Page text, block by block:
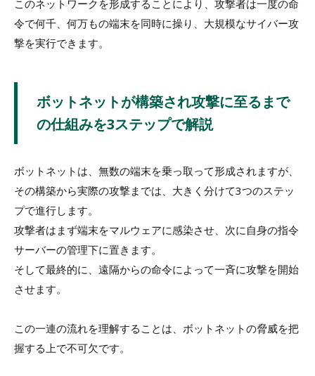
このネットワークを形成することにより、攻撃者は一度の命
令で何千、何万もの端末を同時に操り、大規模なサイバー攻
撃を実行できます。
ボットネットが構築され攻撃に至るまで
の仕組みを3ステップで解説
ボットネットは、無数の端末を乗っ取って形成されますが、
その構築から実際の攻撃までは、大きく分けて3つのステッ
プで進行します。
攻撃者はまず端末をマルウェアに感染させ、次に自身の指令
サーバーの管理下に置きます。
そして最終的に、遠隔からの命令によって一斉に攻撃を開始
させます。
この一連の流れを理解することは、ボットネットの脅威を把
握する上で不可欠です。